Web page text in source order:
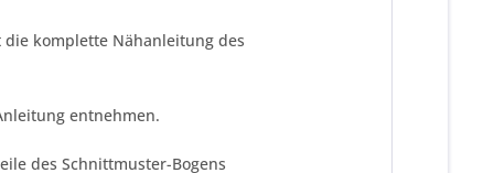
komplette Nähanleitung des
entnehmen.
des Schnittmuster-Bogens